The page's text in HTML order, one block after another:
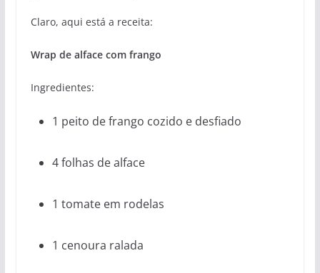
Claro, aqui está a receita:
Wrap de alface com frango
Ingredientes:
1 peito de frango cozido e desfiado
4 folhas de alface
1 tomate em rodelas
1 cenoura ralada